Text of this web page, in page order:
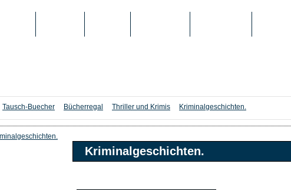
Tausch-Buecher Bücherregal Thriller und Krimis Kriminalgeschichten.
Kriminalgeschichten.